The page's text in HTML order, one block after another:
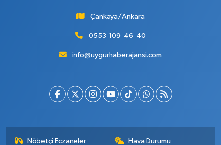
Çankaya/Ankara
0553-109-46-40
info@uygurhaberajansi.com
Nöbetçi Eczaneler Hava Durumu